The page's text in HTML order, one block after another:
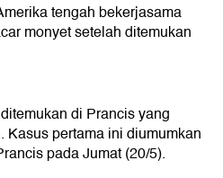
tengah bekerjasama
monyet setelah ditemukan
di Prancis yang
Kasus pertama ini diumumkan
pada Jumat (20/5).